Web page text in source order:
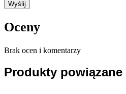
Oceny
Brak ocen i komentarzy
Produkty powiązane